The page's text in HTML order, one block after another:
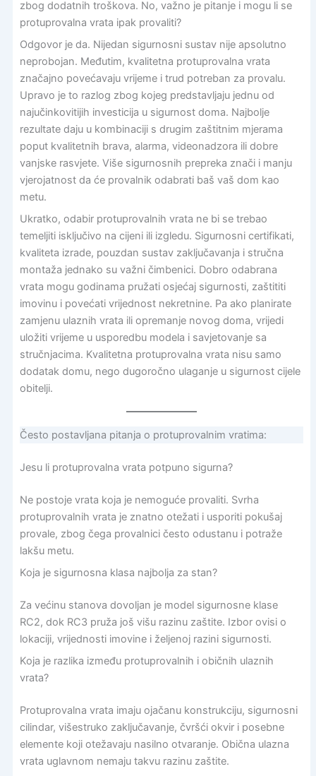
zbog dodatnih troškova. No, važno je pitanje i mogu li se
protuprovalna vrata ipak provaliti?
Odgovor je da. Nijedan sigurnosni sustav nije apsolutno
neprobojan. Međutim, kvalitetna protuprovalna vrata
značajno povećavaju vrijeme i trud potreban za provalu.
Upravo je to razlog zbog kojeg predstavljaju jednu od
najučinkovitijih investicija u sigurnost doma. Najbolje
rezultate daju u kombinaciji s drugim zaštitnim mjerama
poput kvalitetnih brava, alarma, videonadzora ili dobre
vanjske rasvjete. Više sigurnosnih prepreka znači i manju
vjerojatnost da će provalnik odabrati baš vaš dom kao
metu.
Ukratko, odabir protuprovalnih vrata ne bi se trebao
temeljiti isključivo na cijeni ili izgledu. Sigurnosni certifikati,
kvaliteta izrade, pouzdan sustav zaključavanja i stručna
montaža jednako su važni čimbenici. Dobro odabrana
vrata mogu godinama pružati osjećaj sigurnosti, zaštititi
imovinu i povećati vrijednost nekretnine. Pa ako planirate
zamjenu ulaznih vrata ili opremanje novog doma, vrijedi
uložiti vrijeme u usporedbu modela i savjetovanje sa
stručnjacima. Kvalitetna protuprovalna vrata nisu samo
dodatak domu, nego dugoročno ulaganje u sigurnost cijele
obitelji.
Često postavljana pitanja o protuprovalnim vratima:
Jesu li protuprovalna vrata potpuno sigurna?
Ne postoje vrata koja je nemoguće provaliti. Svrha
protuprovalnih vrata je znatno otežati i usporiti pokušaj
provale, zbog čega provalnici često odustanu i potraže
lakšu metu.
Koja je sigurnosna klasa najbolja za stan?
Za većinu stanova dovoljan je model sigurnosne klase
RC2, dok RC3 pruža još višu razinu zaštite. Izbor ovisi o
lokaciji, vrijednosti imovine i željenoj razini sigurnosti.
Koja je razlika između protuprovalnih i običnih ulaznih
vrata?
Protuprovalna vrata imaju ojačanu konstrukciju, sigurnosni
cilindar, višestruko zaključavanje, čvršći okvir i posebne
elemente koji otežavaju nasilno otvaranje. Obična ulazna
vrata uglavnom nemaju takvu razinu zaštite.